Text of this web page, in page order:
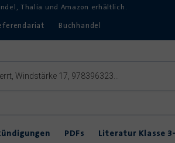
Thalia und Amazon erhältlich.
Buchhandel
PDFs Literatur Klasse